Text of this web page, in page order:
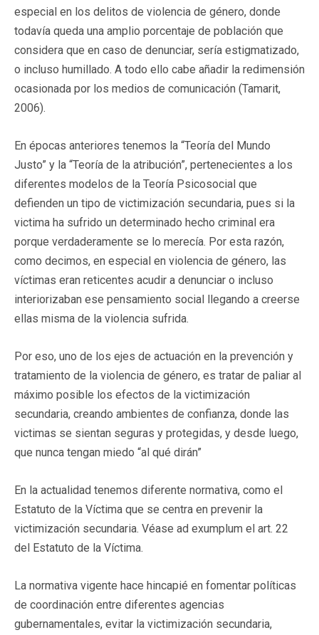
especial en los delitos de violencia de género, donde
todavía queda una amplio porcentaje de población que
considera que en caso de denunciar, sería estigmatizado,
o incluso humillado. A todo ello cabe añadir la redimensión
ocasionada por los medios de comunicación (Tamarit,
2006).
En épocas anteriores tenemos la “Teoría del Mundo
Justo” y la “Teoría de la atribución”, pertenecientes a los
diferentes modelos de la Teoría Psicosocial que
defienden un tipo de victimización secundaria, pues si la
victima ha sufrido un determinado hecho criminal era
porque verdaderamente se lo merecía. Por esta razón,
como decimos, en especial en violencia de género, las
víctimas eran reticentes acudir a denunciar o incluso
interiorizaban ese pensamiento social llegando a creerse
ellas misma de la violencia sufrida.
Por eso, uno de los ejes de actuación en la prevención y
tratamiento de la violencia de género, es tratar de paliar al
máximo posible los efectos de la victimización
secundaria, creando ambientes de confianza, donde las
victimas se sientan seguras y protegidas, y desde luego,
que nunca tengan miedo “al qué dirán”
En la actualidad tenemos diferente normativa, como el
Estatuto de la Víctima que se centra en prevenir la
victimización secundaria. Véase ad exumplum el art. 22
del Estatuto de la Víctima.
La normativa vigente hace hincapié en fomentar políticas
de coordinación entre diferentes agencias
gubernamentales, evitar la victimización secundaria,